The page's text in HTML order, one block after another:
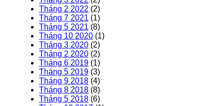
Tháng 2 2022 (2)
Tháng 7 2021 (1)
Tháng 5 2021 (8)
Tháng 10 2020 (1)
Tháng 3 2020 (2)
Tháng 2 2020 (2)
Tháng 6 2019 (1)
Tháng 5 2019 (3)
Tháng 9 2018 (4)
Tháng 8 2018 (8)
Tháng 5 2018 (6)